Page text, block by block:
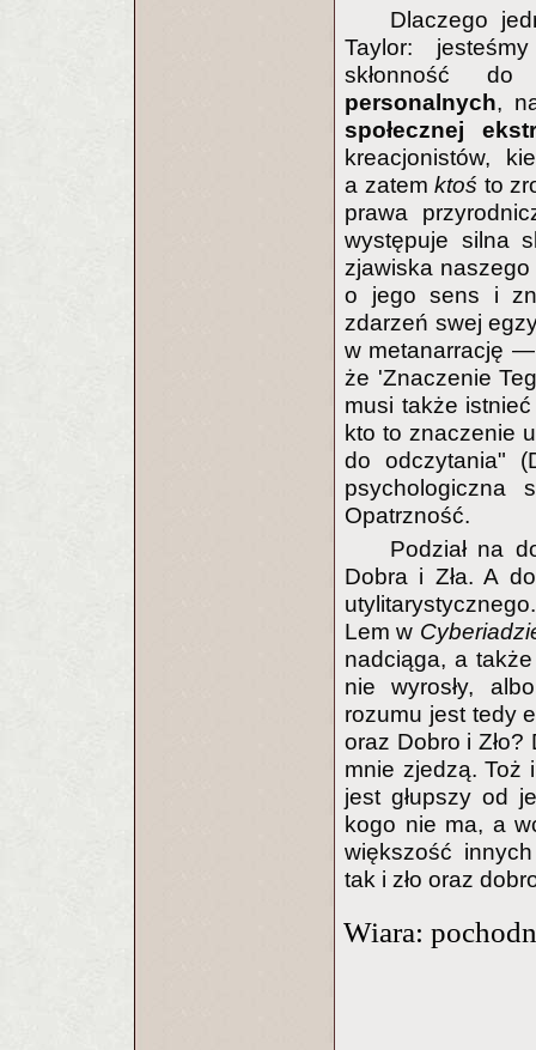
Dlaczego
Taylor:
skłonność
personalnych,
społecznej
kreacjonistów,
a zatem ktoś to
prawa
występuje silna
zjawiska
o jego sens i
zdarzeń swej
w metanarrację —
że 'Znaczenie
musi także
kto to znaczenie
do odczytania"
psychologiczna
Opatrzność.
Podział na
Dobra i Zła. A
Lem w
nadciąga, a
nie wyrosły,
rozumu jest tedy
oraz Dobro i
mnie zjedzą. Toż
jest głupszy od
kogo nie ma, a
większość
tak i zło oraz
Wiara: